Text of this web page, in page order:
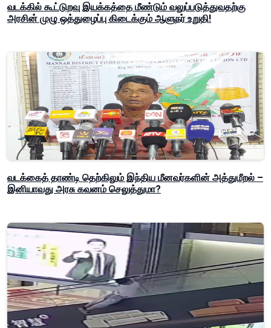
வடக்கில் கூட்டுறவு இயக்கத்தை மீண்டும் வலுப்படுத்துவதற்கு
அரசின் முழு ஒத்துழைப்பு கிடைக்கும் ஆளுநர் உறுதி!
வடக்கைத் தாண்டி தெற்கிலும் இந்திய மீனவர்களின் அத்துமீறல் –
இனியாவது அரசு கவனம் செலுத்துமா?